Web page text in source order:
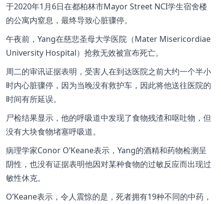
于2020年1月6日在都柏林市Mayor Street NCI学生宿舍楼
的公寓内窒息，最终导致心脏骤停。
午夜前，Yang在慈悲圣母大学医院（Mater Misericordiae
University Hospital）抢救无效被宣布死亡。
周二的审讯证据表明，受害人在到达医院之前大约一个半小
时内心脏骤停，因为当晚没有救护车，因此将他送往医院的
时间有所延误。
尸检结果显示，他的呼吸道中发现了食物残渣和呕吐物，但
没有大块食物堵塞呼吸道。
病理学家Conor O’Keane表示，Yang的酒精和药物检测呈
阴性，也没有证据表明他因对某种食物的过敏反应而出现过
敏性休克。
O’Keane表示，令人震惊的是，死者拥有19种不同的中药，